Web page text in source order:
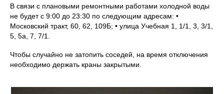
В связи с плановыми ремонтными работами холодной воды
не будет с 9:00 до 23:30 по следующим адресам: •
Московский тракт, 60, 62, 109Б; • улица Учебная 1, 1/1, 3, 3/1,
5, 5а, 7, 7/1.
Чтобы случайно не затопить соседей, на время отключения
необходимо держать краны закрытыми.